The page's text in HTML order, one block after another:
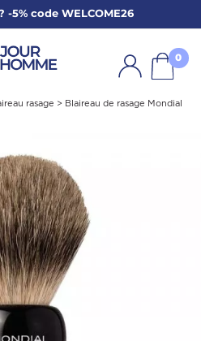
-5% code WELCOME26
0
rasage > Blaireau de rasage Mondial